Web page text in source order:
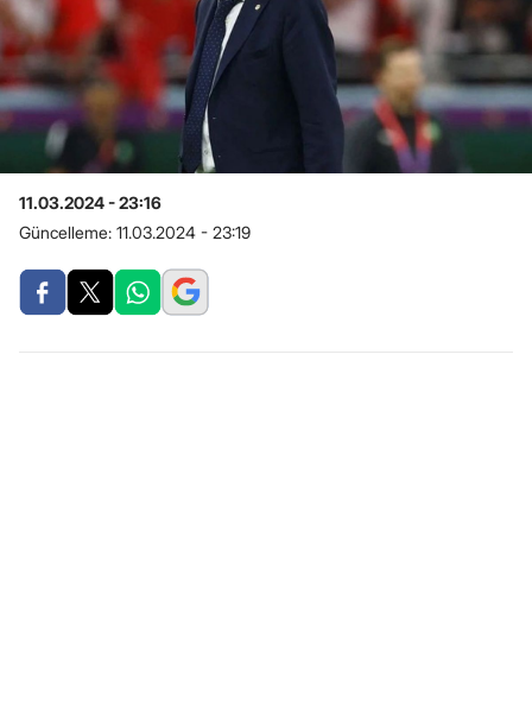
11.03.2024 - 23:16
Güncelleme: 11.03.2024 - 23:19